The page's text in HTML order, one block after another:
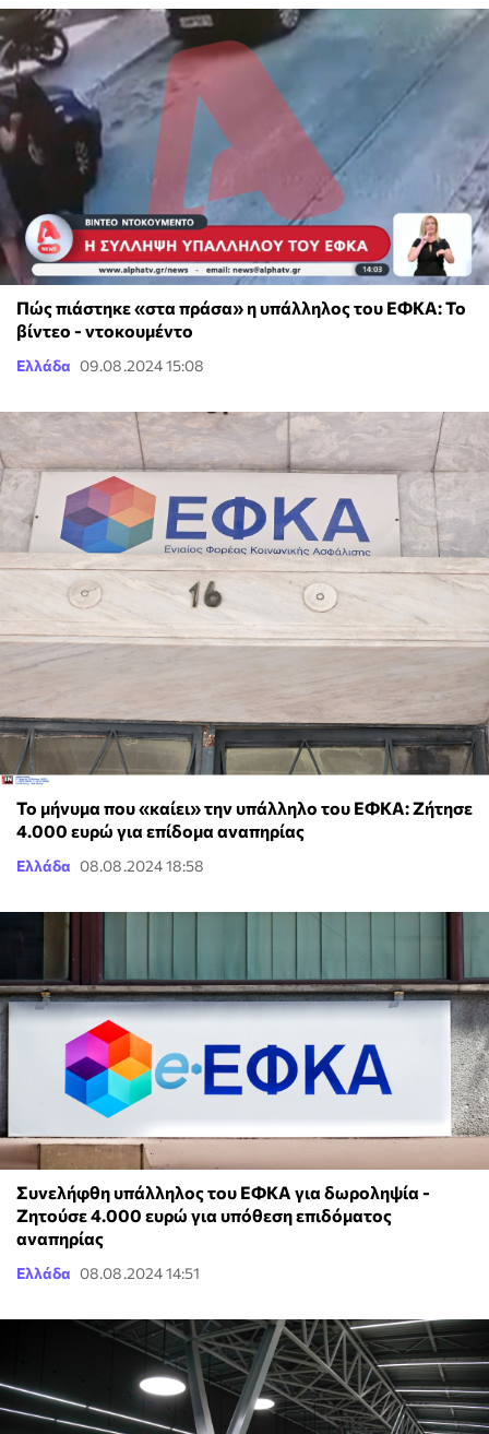
Πώς πιάστηκε «στα πράσα» η υπάλληλος του ΕΦΚΑ: Το
βίντεο - ντοκουμέντο
Ελλάδα 09.08.2024 15:08
Το μήνυμα που «καίει» την υπάλληλο του ΕΦΚΑ: Zήτησε
4.000 ευρώ για επίδομα αναπηρίας
Ελλάδα 08.08.2024 18:58
Συνελήφθη υπάλληλος του ΕΦΚΑ για δωροληψία -
Ζητούσε 4.000 ευρώ για υπόθεση επιδόματος
αναπηρίας
Ελλάδα 08.08.2024 14:51